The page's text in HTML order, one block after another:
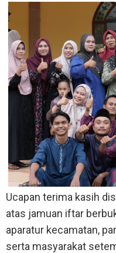
Ucapan terima kasih
atas jamuan iftar
aparatur kecamatan,
serta masyarakat